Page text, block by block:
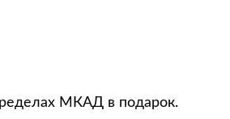
МКАД в подарок.